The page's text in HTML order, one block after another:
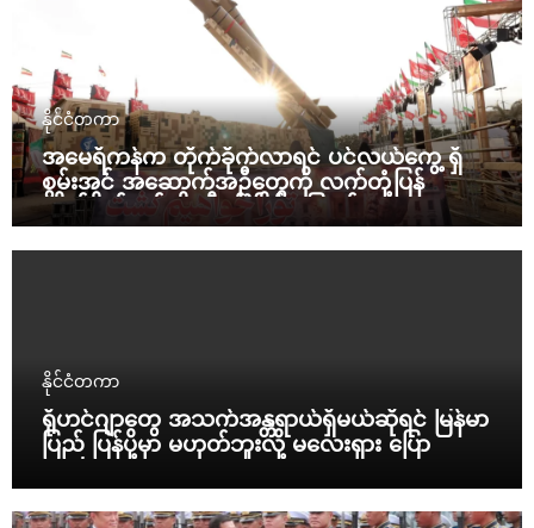
နိုင်ငံတကာ
အမေရိကန်က တိုက်ခိုက်လာရင် ပင်လယ်ကွေ့ ရှိ
စွမ်းအင် အဆောက်အဦတွေကို လက်တုံ့ပြန်
တိုက်ခိုက်မယ်လို့ အီရန် ခြိမ်းခြောက်
နိုင်ငံတကာ
ရိုဟင်ဂျာတွေ အသက်အန္တရာယ်ရှိမယ်ဆိုရင် မြန်မာ
ပြည် ပြန်ပို့မှာ မဟုတ်ဘူးလို့ မလေးရှား ပြော